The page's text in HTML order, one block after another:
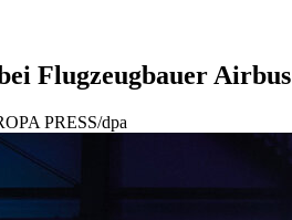
Flugzeugbauer Airbus
PRESS/dpa